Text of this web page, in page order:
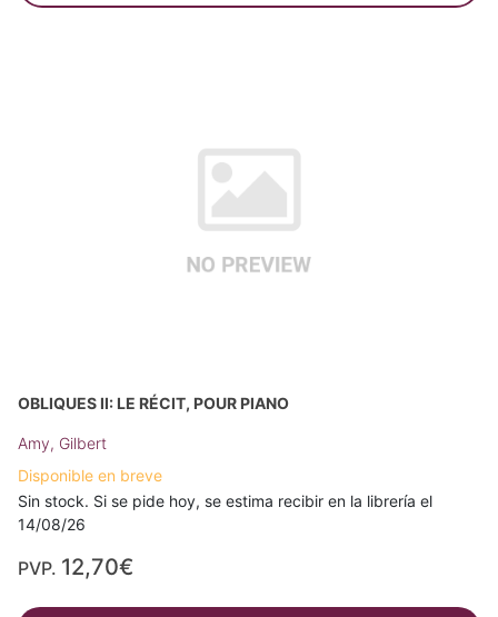
OBLIQUES II: LE RÉCIT, POUR PIANO
Amy, Gilbert
Disponible en breve
Sin stock. Si se pide hoy, se estima recibir en la librería el
14/08/26
PVP. 12,70€